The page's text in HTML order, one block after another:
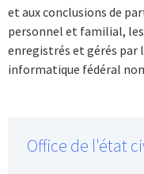
et aux conclusions de
personnel et familial,
enregistrés et gérés par
informatique fédéral
Office de l'état